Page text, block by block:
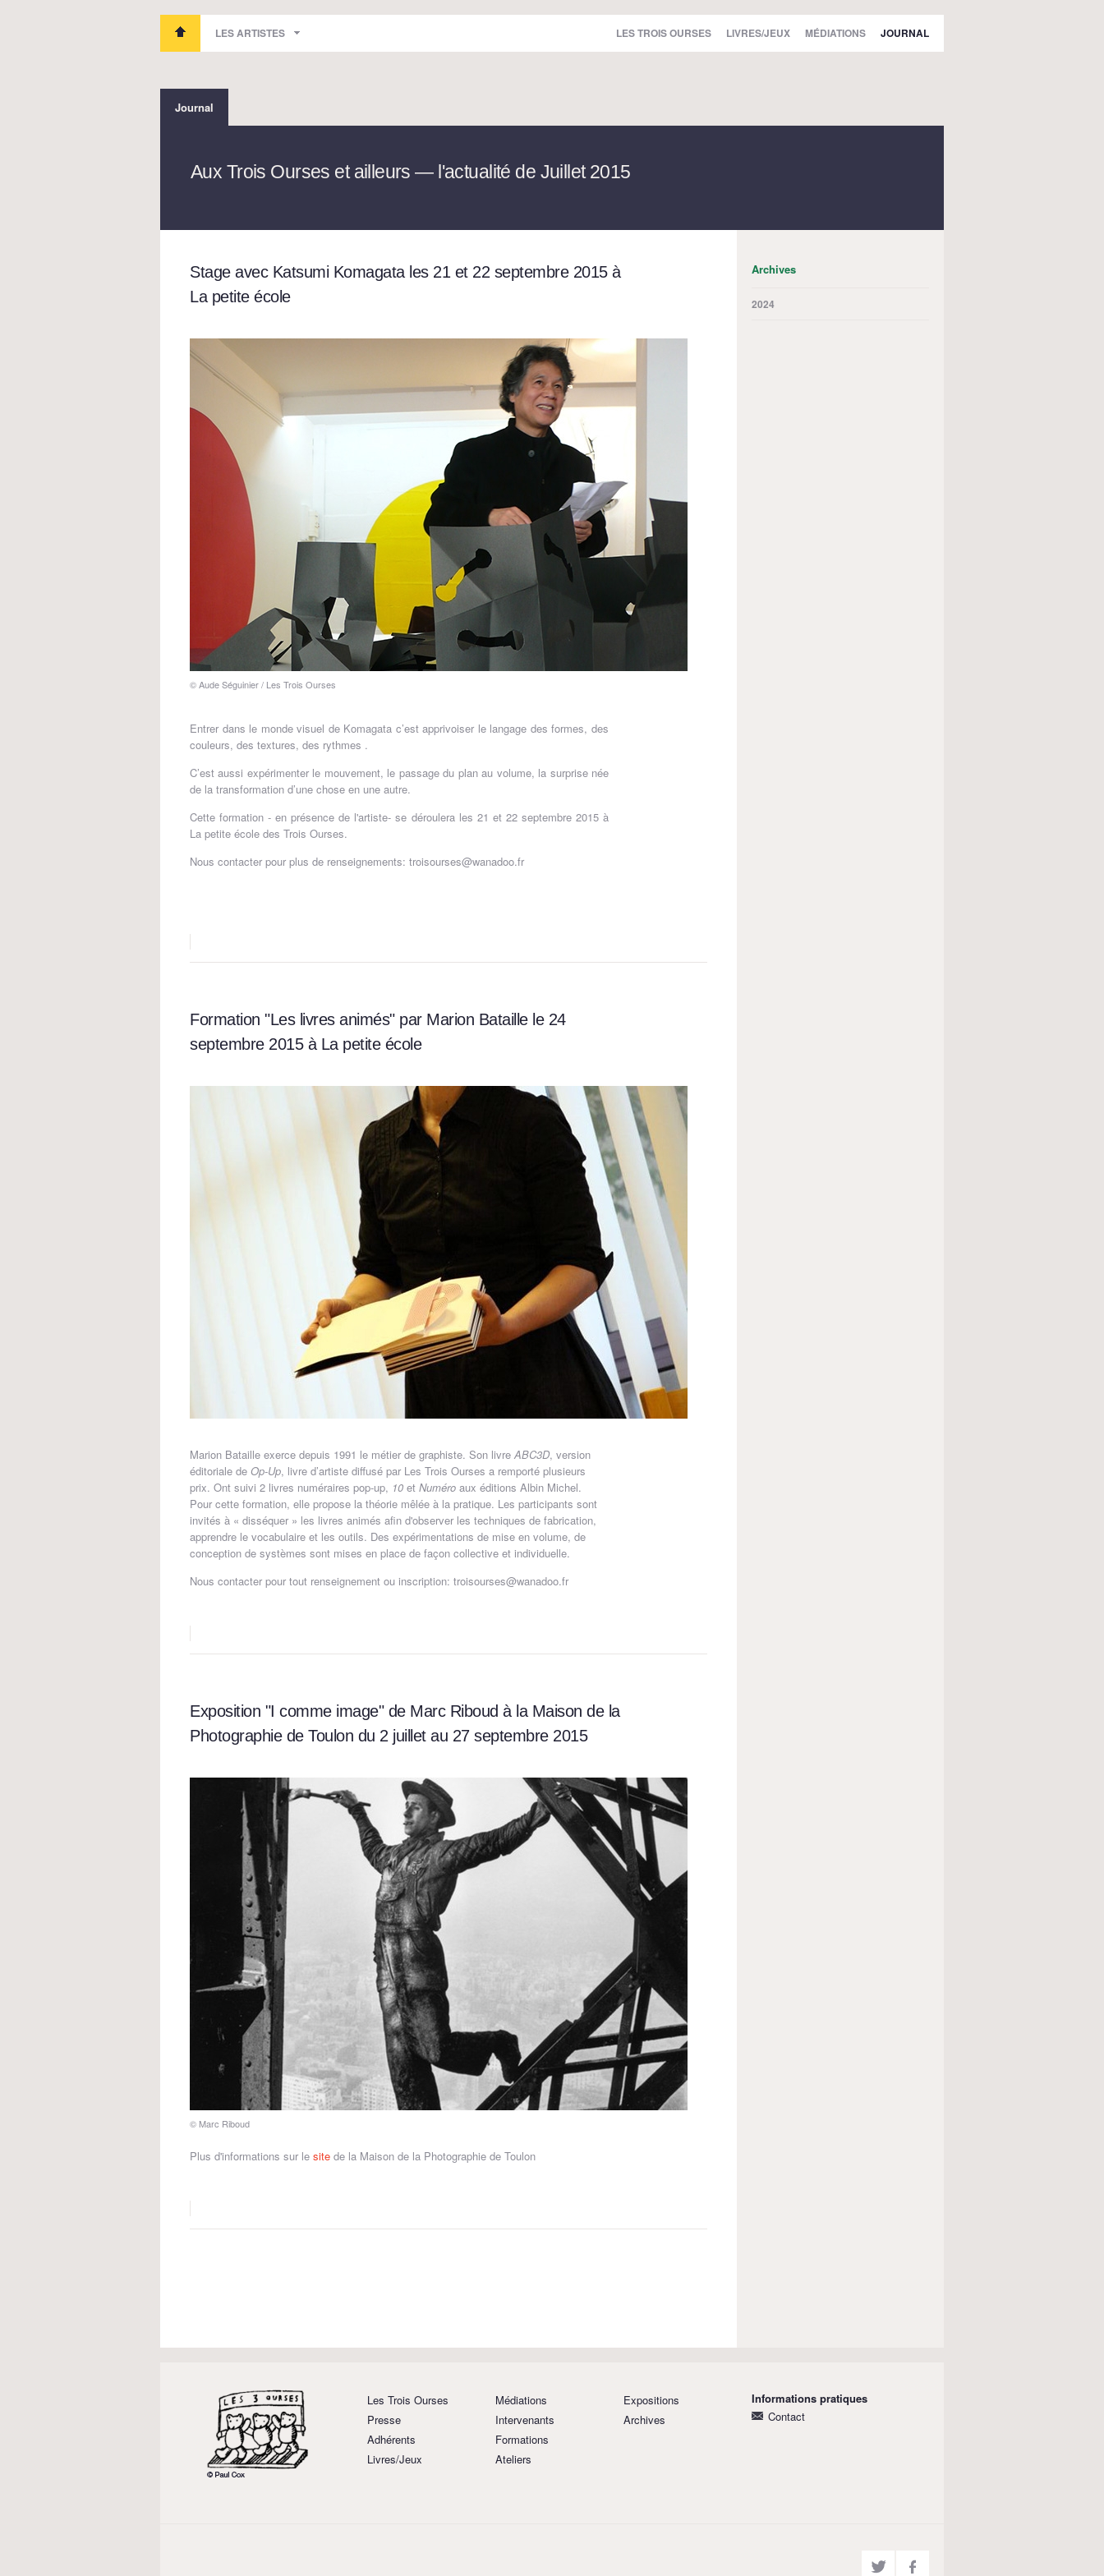
LES ARTISTES LES TROIS OURSES LIVRES/JEUX MÉDIATIONS JOURNAL
Journal
Aux Trois Ourses et ailleurs — l'actualité de Juillet 2015
Stage avec Katsumi Komagata les 21 et 22 septembre 2015 à
La petite école
© Aude Séguinier / Les Trois Ourses
Entrer dans le monde visuel de Komagata c’est apprivoiser le langage des formes, des
couleurs, des textures, des rythmes .
C’est aussi expérimenter le mouvement, le passage du plan au volume, la surprise née
de la transformation d’une chose en une autre.
Cette formation - en présence de l'artiste- se déroulera les 21 et 22 septembre 2015 à
La petite école des Trois Ourses.
Nous contacter pour plus de renseignements: troisourses@wanadoo.fr
Formation "Les livres animés" par Marion Bataille le 24
septembre 2015 à La petite école
Marion Bataille exerce depuis 1991 le métier de graphiste. Son livre ABC3D, version
éditoriale de Op-Up, livre d’artiste diffusé par Les Trois Ourses a remporté plusieurs
prix. Ont suivi 2 livres numéraires pop-up, 10 et Numéro aux éditions Albin Michel.
Pour cette formation, elle propose la théorie mêlée à la pratique. Les participants sont
invités à « disséquer » les livres animés afin d'observer les techniques de fabrication,
apprendre le vocabulaire et les outils. Des expérimentations de mise en volume, de
conception de systèmes sont mises en place de façon collective et individuelle.
Nous contacter pour tout renseignement ou inscription: troisourses@wanadoo.fr
Exposition "I comme image" de Marc Riboud à la Maison de la
Photographie de Toulon du 2 juillet au 27 septembre 2015
© Marc Riboud
Plus d'informations sur le site de la Maison de la Photographie de Toulon
Archives
2024
Les Trois Ourses
Presse
Adhérents
Livres/Jeux
Médiations
Intervenants
Formations
Ateliers
Expositions
Archives
Informations pratiques
Contact